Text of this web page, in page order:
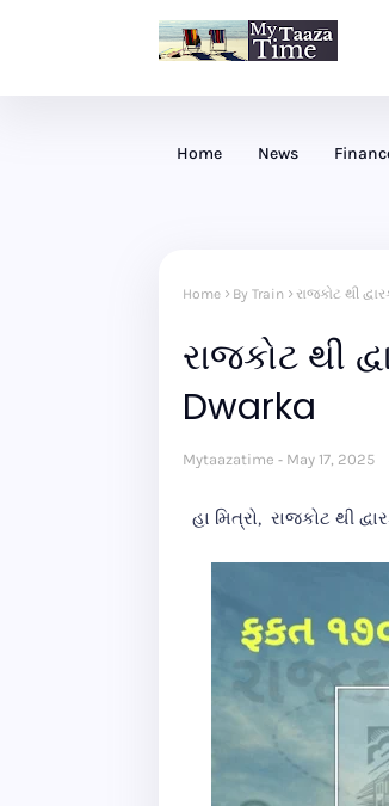
Home News
Home By Train રાજકોટ થી
રાજકોટ થી
Dwarka
Mytaazatime May 17, 2025
હા મિત્રો, રાજકોટ થી